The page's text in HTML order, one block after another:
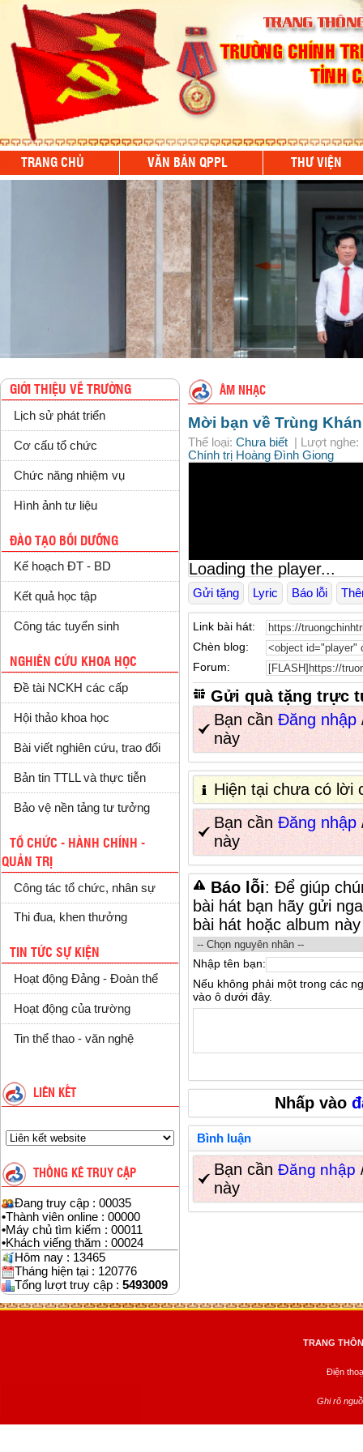
TRANG CHỦ VĂN BẢN QPPL THƯ VIỆN
GIỚI THIỆU VỀ TRƯỜNG
Lịch sử phát triển
Cơ cấu tổ chức
Chức năng nhiệm vụ
Hình ảnh tư liệu
ĐÀO TẠO BỒI DƯỠNG
Kế hoạch ĐT - BD
Kết quả học tập
Công tác tuyển sinh
NGHIÊN CỨU KHOA HỌC
Đề tài NCKH các cấp
Hội thảo khoa học
Bài viết nghiên cứu, trao đổi
Bản tin TTLL và thực tiễn
Bảo vệ nền tảng tư tưởng
TỔ CHỨC - HÀNH CHÍNH -
QUẢN TRỊ
Công tác tổ chức, nhân sự
Thi đua, khen thưởng
TIN TỨC SỰ KIỆN
Hoạt động Đảng - Đoàn thể
Hoạt động của trường
Tin thể thao - văn nghệ
LIÊN KẾT
THỐNG KÊ TRUY CẬP
Đang truy cập : 00035
•Thành viên online : 00000
•Máy chủ tìm kiếm : 00011
•Khách viếng thăm : 00024
Hôm nay : 13465
Tháng hiện tại : 120776
Tổng lượt truy cập : 5493009
ÂM NHẠC
Mời bạn về Trùng
Thể loại: Chưa biết | Lượt nghe:
Chính trị Hoàng Đình Giong
Loading the player...
Gửi tặng Lyric Báo lỗi
Link bài hát:
Chèn blog:
Forum:
Gửi quà tặng trực
Bạn cầnĐăng nhập
này
Hiện tại chưa có lời
Bạn cầnĐăng nhập
này
Báo lỗi: Để giúp
bài hát bạn hãy gửi
bài hát hoặc album này
Nhập tên bạn:
Nếu không phải một trong các
vào ô dưới đây.
Nhấp vào
Bình luận
Bạn cầnĐăng nhập
này
TRANG
Điện
Ghi rõ